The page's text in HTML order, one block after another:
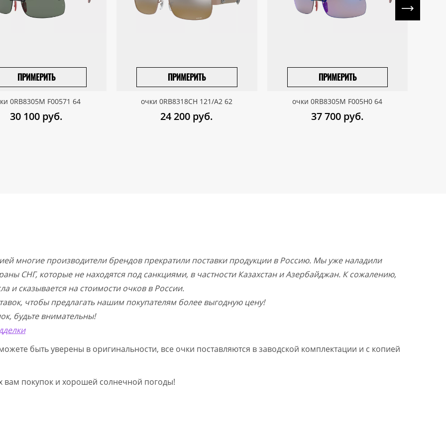
ПРИМЕРИТЬ
ПРИВЕЗТИ ПОД ЗАКАЗ
0RB8305M F00571 64
30 100 руб.
ПРИМЕРИТЬ
ПРИВЕЗТИ ПОД ЗАКАЗ
очки 0RB8318CH 121/A2 62
24 200 руб.
ПРИМЕРИТЬ
ПРИВЕЗТИ ПОД ЗАКАЗ
очки 0RB8305M F005H0 64
37 700 руб.
многие производители брендов прекратили поставки продукции в Россию. Мы уже наладили
СНГ, которые не находятся под санкциями, в частности Казахстан и Азербайджан. К сожалению,
и сказывается на стоимости очков в России.
чтобы предлагать нашим покупателям более выгодную цену!
будьте внимательны!
быть уверены в оригинальности, все очки поставляются в заводской комплектации и с копией
вам покупок и хорошей солнечной погоды!